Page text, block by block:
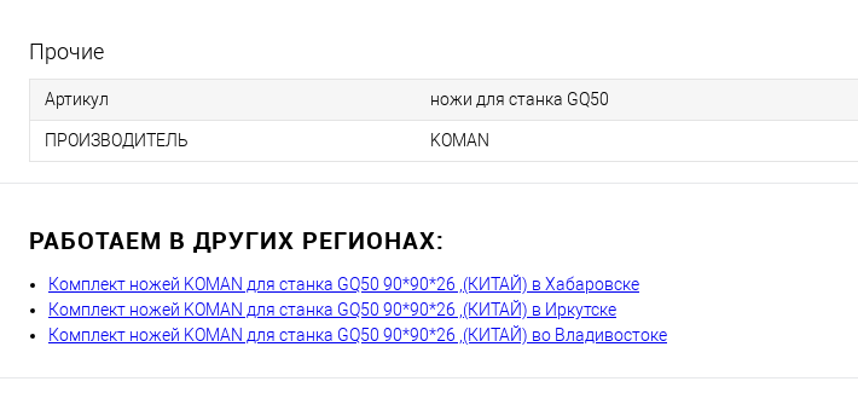
Прочие
Артикул ножи для станка GQ50
ПРОИЗВОДИТЕЛЬ KOMAN
РАБОТАЕМ В ДРУГИХ РЕГИОНАХ:
Комплект ножей KOMAN для станка GQ50 90*90*26 ,(КИТАЙ) в Хабаровске
Комплект ножей KOMAN для станка GQ50 90*90*26 ,(КИТАЙ) в Иркутске
Комплект ножей KOMAN для станка GQ50 90*90*26 ,(КИТАЙ) во Владивостоке